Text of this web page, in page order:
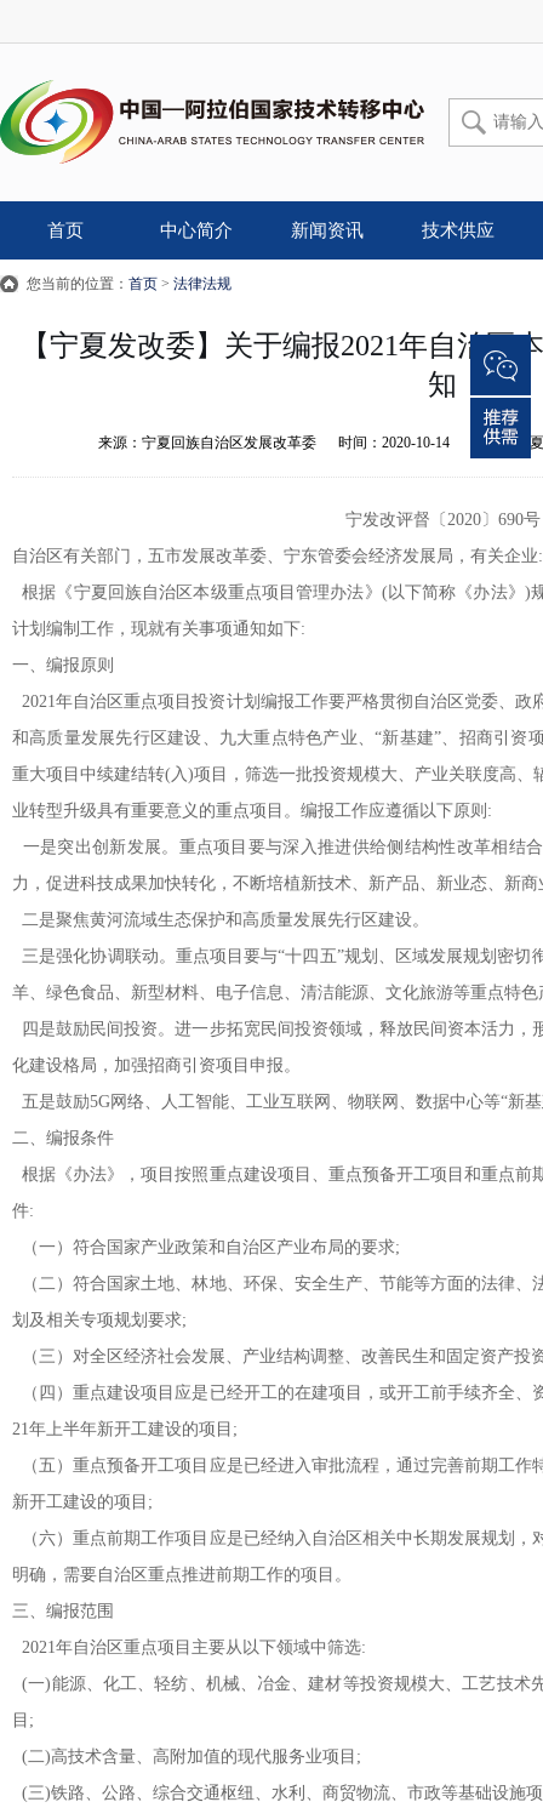
首页 中心简介 新闻资讯 技术供应
您当前的位置： 首页 > 法律法规
【宁夏发改委】关于编报2021年自治区
知
来源： 宁夏回族自治区发展改革委 时间： 2020-10-14 作者：宁
宁发改评督〔2020〕690号
自治区有关部门，五市发展改革委、宁东管委会经济发展局，有关企业:
根据《宁夏回族自治区本级重点项目管理办法》(以下简称《办法》)
计划编制工作，现就有关事项通知如下:
一、编报原则
2021年自治区重点项目投资计划编报工作要严格贯彻自治区党委、
和高质量发展先行区建设、九大重点特色产业、“新基建”、招商引资
重大项目中续建结转(入)项目，筛选一批投资规模大、产业关联度高
业转型升级具有重要意义的重点项目。编报工作应遵循以下原则:
一是突出创新发展。重点项目要与深入推进供给侧结构性改革相结
力，促进科技成果加快转化，不断培植新技术、新产品、新业态、新商
二是聚焦黄河流域生态保护和高质量发展先行区建设。
三是强化协调联动。重点项目要与“十四五”规划、区域发展规划密
羊、绿色食品、新型材料、电子信息、清洁能源、文化旅游等重点特色
四是鼓励民间投资。进一步拓宽民间投资领域，释放民间资本活力
化建设格局，加强招商引资项目申报。
五是鼓励5G网络、人工智能、工业互联网、物联网、数据中心等“新
二、编报条件
根据《办法》，项目按照重点建设项目、重点预备开工项目和重点
件:
（一）符合国家产业政策和自治区产业布局的要求;
（二）符合国家土地、林地、环保、安全生产、节能等方面的法律
划及相关专项规划要求;
（三）对全区经济社会发展、产业结构调整、改善民生和固定资产投
（四）重点建设项目应是已经开工的在建项目，或开工前手续齐全、
21年上半年新开工建设的项目;
（五）重点预备开工项目应是已经进入审批流程，通过完善前期工作
新开工建设的项目;
（六）重点前期工作项目应是已经纳入自治区相关中长期发展规划
明确，需要自治区重点推进前期工作的项目。
三、编报范围
2021年自治区重点项目主要从以下领域中筛选:
(一)能源、化工、轻纺、机械、冶金、建材等投资规模大、工艺技术
目;
(二)高技术含量、高附加值的现代服务业项目;
(三)铁路、公路、综合交通枢纽、水利、商贸物流、市政等基础设施